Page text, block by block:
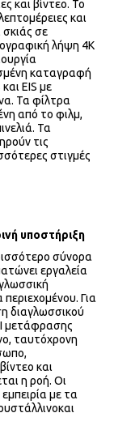
και βίντεο. Το
και
σκιάς σε
λήψη 4K
καταγραφή
EIS με
Τα φίλτρα
από το φιλμ,
Τα
τις
στιγμές
υποστήριξη
σύνορα
εργαλεία
Για
διαγλωσσικού
μετάφρασης
ταυτόχρονη
και
η ροή. Οι
με τα